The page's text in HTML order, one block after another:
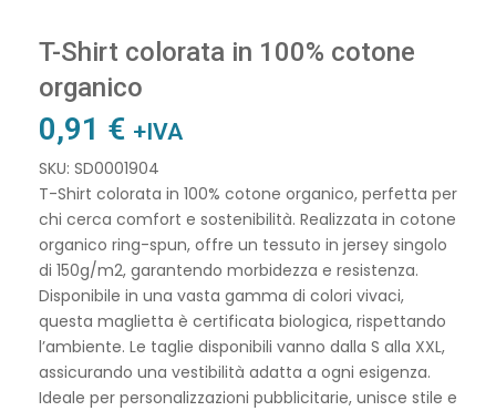
T-Shirt colorata in 100% cotone
organico
0,91 € +IVA
SKU: SD0001904
T-Shirt colorata in 100% cotone organico, perfetta per
chi cerca comfort e sostenibilità. Realizzata in cotone
organico ring-spun, offre un tessuto in jersey singolo
di 150g/m2, garantendo morbidezza e resistenza.
Disponibile in una vasta gamma di colori vivaci,
questa maglietta è certificata biologica, rispettando
l’ambiente. Le taglie disponibili vanno dalla S alla XXL,
assicurando una vestibilità adatta a ogni esigenza.
Ideale per personalizzazioni pubblicitarie, unisce stile e